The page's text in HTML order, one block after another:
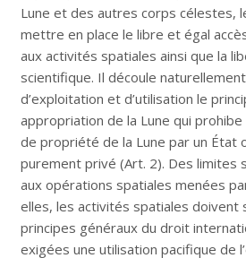
Lune et des autres corps célestes,
mettre en place le libre et égal
aux activités spatiales ainsi que la
scientifique. Il découle
d’exploitation et d’utilisation le
appropriation de la Lune qui
de propriété de la Lune par un État
purement privé (Art. 2). Des limites
aux opérations spatiales menées
elles, les activités spatiales doivent
principes généraux du droit
exigées une utilisation pacifique de